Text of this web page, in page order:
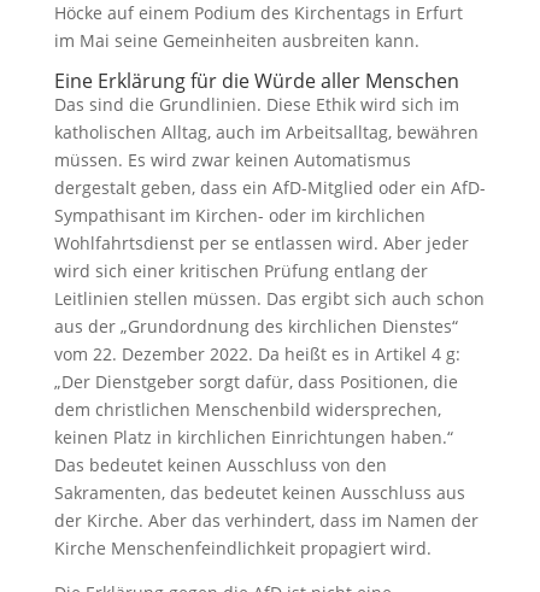
Höcke auf einem Podium des Kirchentags in Erfurt
im Mai seine Gemeinheiten ausbreiten kann.
Eine Erklärung für die Würde aller Menschen
Das sind die Grundlinien. Diese Ethik wird sich im
katholischen Alltag, auch im Arbeitsalltag, bewähren
müssen. Es wird zwar keinen Automatismus
dergestalt geben, dass ein AfD-Mitglied oder ein AfD-
Sympathisant im Kirchen- oder im kirchlichen
Wohlfahrtsdienst per se entlassen wird. Aber jeder
wird sich einer kritischen Prüfung entlang der
Leitlinien stellen müssen. Das ergibt sich auch schon
aus der „Grundordnung des kirchlichen Dienstes“
vom 22. Dezember 2022. Da heißt es in Artikel 4 g:
„Der Dienstgeber sorgt dafür, dass Positionen, die
dem christlichen Menschenbild widersprechen,
keinen Platz in kirchlichen Einrichtungen haben.“
Das bedeutet keinen Ausschluss von den
Sakramenten, das bedeutet keinen Ausschluss aus
der Kirche. Aber das verhindert, dass im Namen der
Kirche Menschenfeindlichkeit propagiert wird.